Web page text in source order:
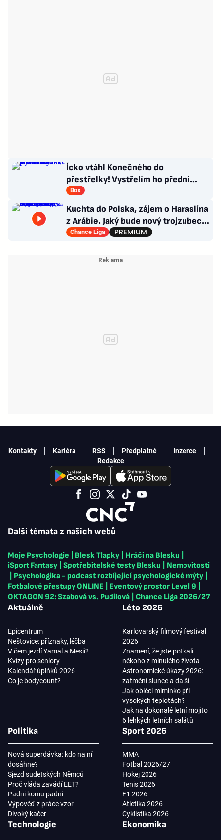
Ícko vtáhl Konečného do
přestřelky! Vystřelím ho přední
rukou, věří influencer v senzaci
Box
Kuchta do Polska, zájem o Haraslína
z Arábie. Jaký bude nový trojzubec
Sparty a co kapitánství?
Chance Liga
Další témata z našich webů
Moje Psychologie Blesk Tlapky Hráči na Blesku
iSport Fantasy
Spotřebitelské testy Blesku
Nemovitosti
Psychologika - podcast rozbíjející psychologické mýty
Fotbalové přestupy ONLINE
Eventový prostor Level 9
OKTAGON 92: Szabová vs. Pudilová
Chance Liga 2026/27
Aktuálně
Epicentrum
Neštovice: příznaky, léčba
V čem jezdí Yamal a Mesii?
Kvízy pro seniory
Kalendář úplňků 2026
Co je bodycount?
Léto 2026
Karlovarský filmový festival
2026
Znamení, že jste potkali
někoho z minulého života
Astronomické úkazy 2026:
zatmění slunce a další
Jak obléci miminko při
vysokých teplotách?
Jak na dokonalé letní mojito
6 lehkých letních salátů
Politika
Nová superdávka: kdo na ní
dosáhne?
Sjezd sudetských Němců
Proč vláda zavádí EET?
Padni komu padni
Výpověď z práce vzor
Divoký kačer
Sport 2026
MMA
Fotbal 2026/27
Hokej 2026
Tenis 2026
F1 2026
Atletika 2026
Cyklistika 2026
Technologie Ekonomika
Kontakty Kariéra RSS Předplatné
Inzerce
Redakce